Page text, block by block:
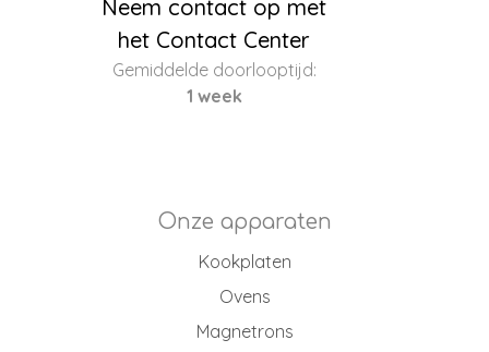
Neem contact op met
het Contact Center
Gemiddelde doorlooptijd:
1 week
Onze apparaten
Kookplaten
Ovens
Magnetrons